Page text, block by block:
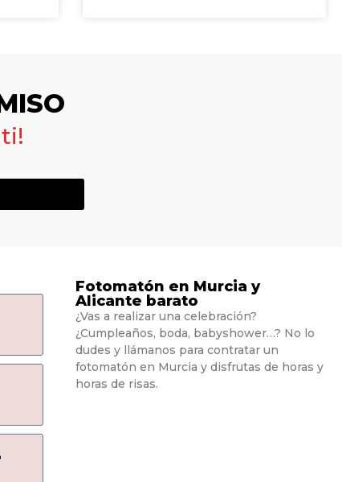
Fotomatón en Murcia y
Alicante barato
¿Vas a realizar una celebración?
¿Cumpleaños, boda, babyshower…? No lo
dudes y llámanos para contratar un
fotomatón en Murcia y disfrutas de horas y
horas de risas.